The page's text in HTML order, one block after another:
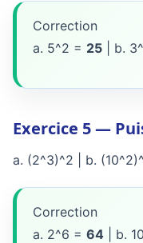
Correction
a. 5^2 = 25 | b.
Exercice 5 —
a. (2^3)^2 | b.
Correction
a. 2^6 = 64 | b.